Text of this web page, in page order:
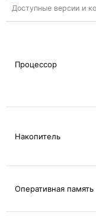
Доступные версии и
Процессор
Накопитель
Оперативная память